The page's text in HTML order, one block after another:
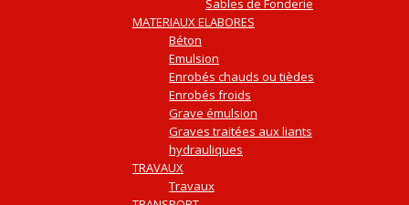
Sables de Fonderie
MATERIAUX ELABORES
Béton
Emulsion
Enrobés chauds ou tièdes
Enrobés froids
Grave émulsion
Graves traitées aux liants
hydrauliques
TRAVAUX
Travaux